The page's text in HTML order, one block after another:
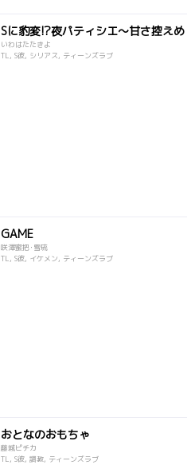
Sに豹変!?夜パティシエ～甘さ控え
いわはたたきよ
TL, S彼, シリアス, ティーンズラブ
GAME
咲澤蜜把･雪琉
TL, S彼, イケメン, ティーンズラブ
おとなのおもちゃ
藤城ピチカ
TL, S彼, 調教, ティーンズラブ